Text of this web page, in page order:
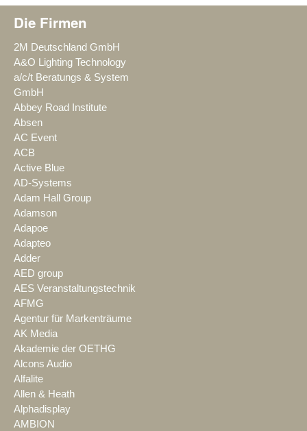
Die Firmen
2M Deutschland GmbH
A&O Lighting Technology
a/c/t Beratungs & System
GmbH
Abbey Road Institute
Absen
AC Event
ACB
Active Blue
AD-Systems
Adam Hall Group
Adamson
Adapoe
Adapteo
Adder
AED group
AES Veranstaltungstechnik
AFMG
Agentur für Markenträume
AK Media
Akademie der OETHG
Alcons Audio
Alfalite
Allen & Heath
Alphadisplay
AMBION